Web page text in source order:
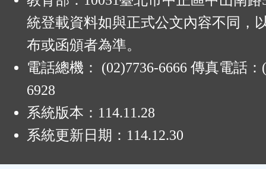
統登載資料如與正式公文內容不同，
布或函頒者為準。
電話總機： (02)7736-6666 傳真電話：
6928
系統版本： 114.11.28
系統更新日期： 114.12.30